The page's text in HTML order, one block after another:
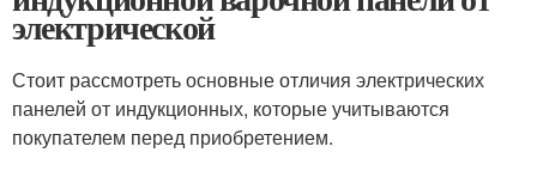
электрической
Стоит рассмотреть основные отличия электрических
панелей от индукционных, которые учитываются
покупателем перед приобретением.